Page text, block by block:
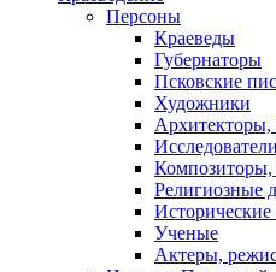
Персоны
Краеведы
Губернаторы
Псковские
Художники
Архитекторы,
Исследователи
Религиозные
Исторические
Ученые
Актеры,